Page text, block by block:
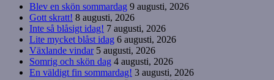
Blev en skön sommardag 9 augusti, 2026
Gott skratt! 8 augusti, 2026
Inte så blåsigt idag! 7 augusti, 2026
Lite mycket blåst idag 6 augusti, 2026
Växlande vindar 5 augusti, 2026
Somrig och skön dag 4 augusti, 2026
En väldigt fin sommardag! 3 augusti, 2026